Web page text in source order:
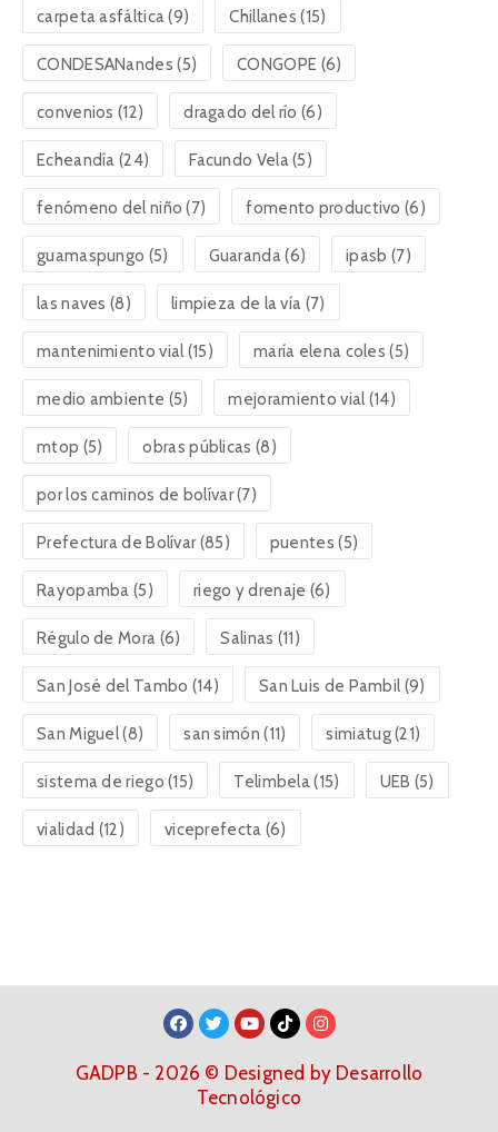
carpeta asfáltica(9) Chillanes (15)
CONDESANandes (5) CONGOPE (6)
convenios (12) dragado del río (6)
Echeandía (24) Facundo Vela(5)
fenómeno del niño (7) fomento productivo (6)
guamaspungo (5) Guaranda(6) ipasb (7)
las naves (8) limpieza de la vía (7)
mantenimiento vial(15) maría elena coles (5)
medio ambiente (5) mejoramiento vial(14)
mtop (5) obras públicas (8)
por los caminos de bolívar(7)
Prefectura de Bolívar(85) puentes (5)
Rayopamba (5) riego y drenaje (6)
Régulo de Mora (6) Salinas (11)
San José del Tambo (14) San Luis de Pambil(9)
San Miguel(8) san simón (11) simiatug(21)
sistema de riego (15) Telimbela(15) UEB (5)
vialidad (12) viceprefecta (6)
GADPB - 2026 © Designed by Desarrollo
Tecnológico